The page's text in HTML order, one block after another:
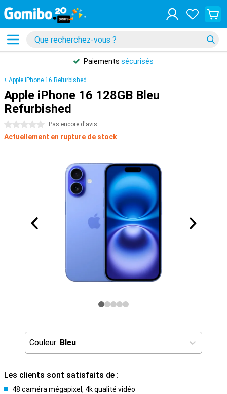
Paiements sécurisés
Apple iPhone 16 Refurbished
Apple iPhone 16 128GB Bleu
Refurbished
0 étoiles Pas encore d'avis
Actuellement en rupture de stock
Couleur: Bleu
Les clients sont satisfaits de :
48 caméra mégapixel, 4k qualité vidéo